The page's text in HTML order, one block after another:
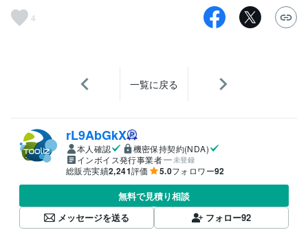
4
一覧に戻る
rL9AbGkX
本人確認
機密保持契約(NDA)
インボイス発行事業者
未登録
総販売実績2,241評価 5.0フォロワー92
無料で見積り相談
メッセージを送る
フォロー92